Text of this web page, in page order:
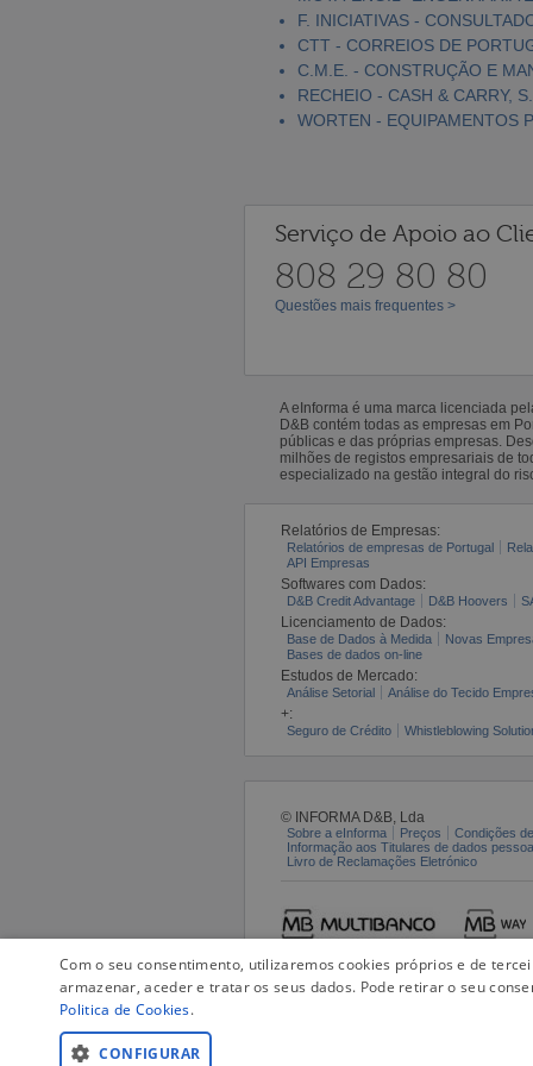
F. INICIATIVAS -
CTT - CORREIOS DE
C.M.E. - CONSTRUÇÃO E
RECHEIO - CASH & CARRY,
WORTEN - EQUIPAMENTOS
Serviço de Apoio ao
808 29 80 80
Questões mais frequentes >
A eInforma é uma marca licenciada
D&B contém todas as empresas em
públicas e das próprias empresas.
milhões de registos empresariais de
especializado na gestão integral do
Relatórios de Empresas:
Relatórios de empresas de Portugal
API Empresas
Softwares com Dados:
D&B Credit Advantage D&B Hoovers
Licenciamento de Dados:
Base de Dados à Medida
Novas
Bases de dados on-line
Estudos de Mercado:
Análise Setorial Análise do Tecido
+:
Seguro de Crédito Whistleblowing
© INFORMA D&B, Lda
Sobre a eInforma Preços
Condições
Informação aos Titulares de dados
Livro de Reclamações Eletrónico
Com o seu consentimento, utilizaremos cookies próprios e de
armazenar, aceder e tratar os seus dados. Pode retirar o seu
Politica de Cookies.
CONFIGURAR